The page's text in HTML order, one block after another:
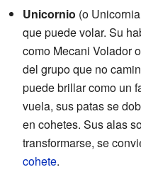
Unicornio (o
que puede volar. Su
como Mecani Volador
del grupo que no
puede brillar como un
vuela, sus patas se
en cohetes. Sus alas
transformarse, se
cohete.